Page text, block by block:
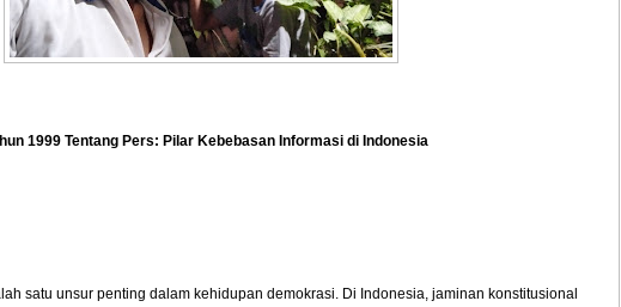
1999 Tentang Pers: Pilar Kebebasan Informasi di Indonesia
satu unsur penting dalam kehidupan demokrasi. Di Indonesia, jaminan konstitusional